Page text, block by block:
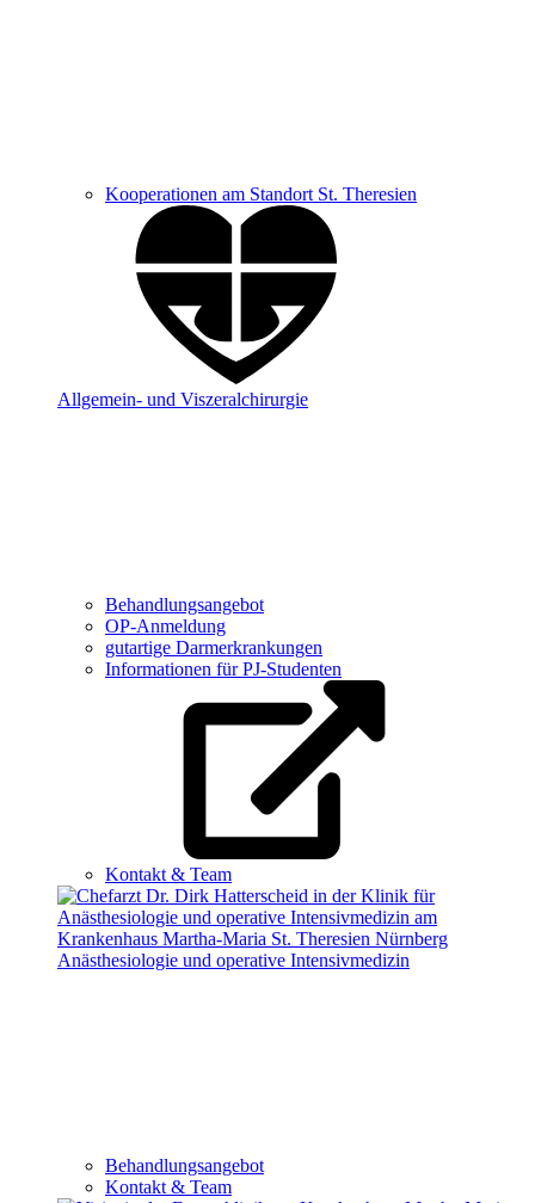
Kooperationen am Standort St. Theresien
Allgemein- und Viszeralchirurgie
Behandlungsangebot
OP-Anmeldung
gutartige Darmerkrankungen
Informationen für PJ-Studenten
Kontakt & Team
Anästhesiologie und operative Intensivmedizin
Behandlungsangebot
Kontakt & Team